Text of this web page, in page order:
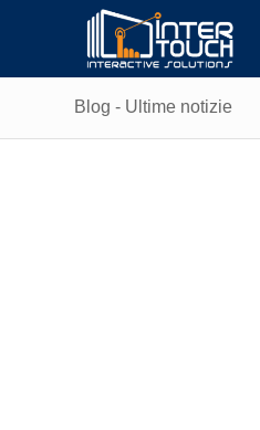
Blog - Ultime notizie